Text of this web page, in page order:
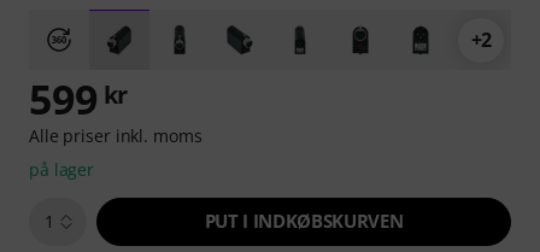
+2
599 kr
Alle priser inkl. moms
på lager
1 PUT I INDKØBSKURVEN